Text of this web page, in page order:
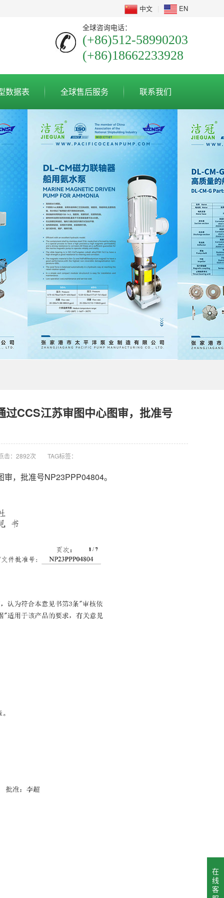
中文 EN
全球咨询电话：
(+86)512-58990203
(+86)18662233928
数据表 全球售后服务 联系我们
CCS江苏审图中心图审，批准号
击：2892次 TAG标签：
，批准号NP23PPP04804。
在
线
客